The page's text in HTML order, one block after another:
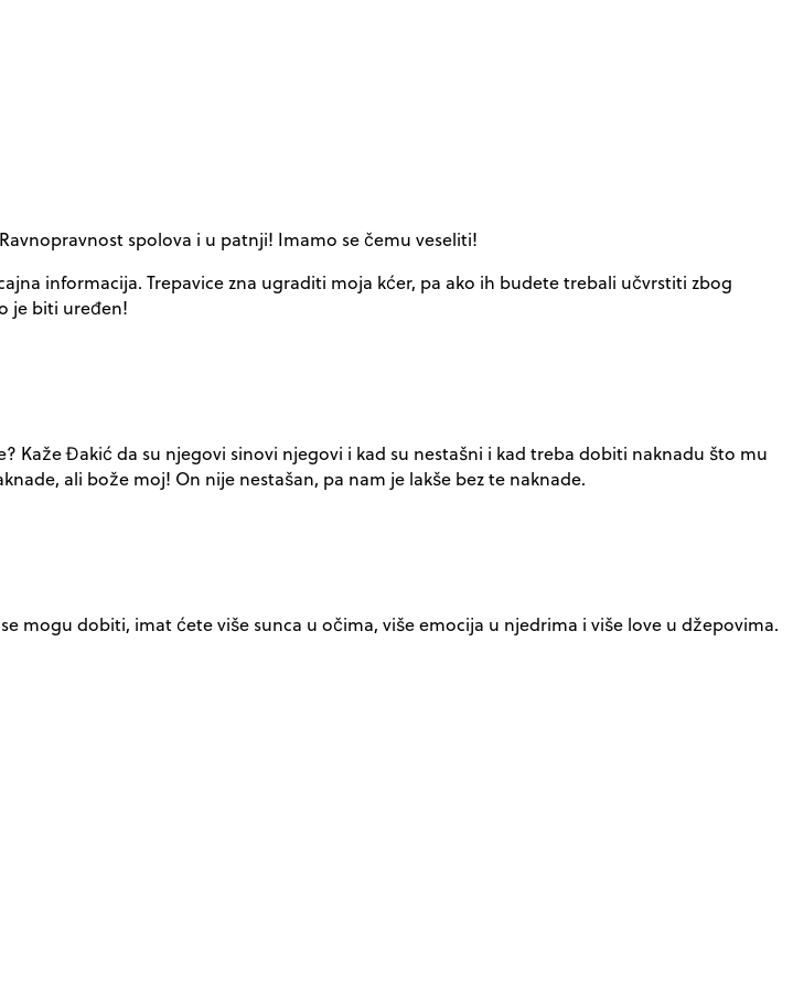
spolova i u patnji! Imamo se čemu veseliti!
informacija. Trepavice zna ugraditi moja kćer, pa ako ih budete trebali učvrstiti zbog
je biti uređen!
Kaže Đakić da su njegovi sinovi njegovi i kad su nestašni i kad treba dobiti naknadu što mu
ali bože moj! On nije nestašan, pa nam je lakše bez te naknade.
mogu dobiti, imat ćete više sunca u očima, više emocija u njedrima i više love u džepovima.